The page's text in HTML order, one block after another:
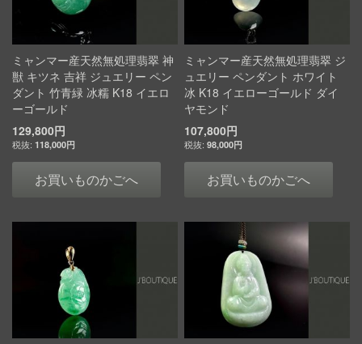
ミャンマー産天然無処理翡翠 神
獣 キツネ 吉祥 ジュエリー ペン
ダント 竹青緑 冰糯 K18 イエロ
ーゴールド
129,800円
118,000円
お買いものかごへ
ミャンマー産天然無処理翡翠 ジ
ュエリー ペンダント ホワイト
冰 K18 イエローゴールド ダイ
ヤモンド
107,800円
98,000円
お買いものかごへ